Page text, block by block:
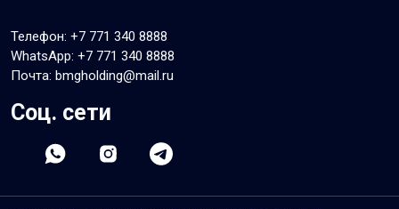
Телефон: +7 771 340 8888
WhatsApp: +7 771 340 8888
Почта: bmgholding@mail.ru
Соц. сети